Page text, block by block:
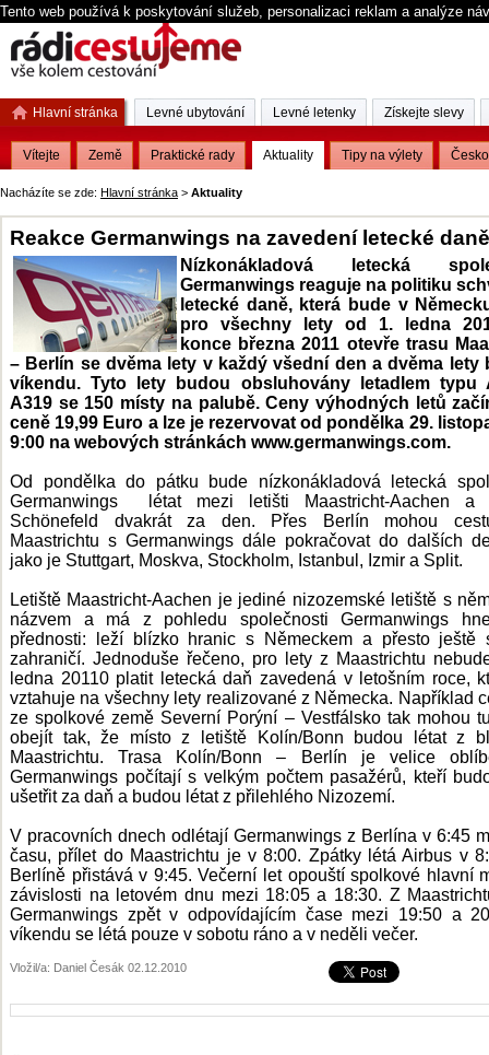
Tento web používá k poskytování služeb, personalizaci reklam a analýze
Nacházíte se zde: Hlavní stránka > Aktuality
Reakce Germanwings na zavedení letecké daně
Nízkonákladová letecká
Germanwings reaguje na politiku
letecké daně, která bude v
pro všechny lety od 1. ledna
konce března 2011 otevře trasu
– Berlín se dvěma lety v každý všední den a dvěma lety
víkendu. Tyto lety budou obsluhovány letadlem typu
A319 se 150 místy na palubě. Ceny výhodných letů
ceně 19,99 Euro a lze je rezervovat od pondělka 29.
9:00 na webových stránkách www.germanwings.com.
Od pondělka do pátku bude nízkonákladová letecká
Germanwings létat mezi letišti Maastricht-Aachen a
Schönefeld dvakrát za den. Přes Berlín mohou
Maastrichtu s Germanwings dále pokračovat do dalších
jako je Stuttgart, Moskva, Stockholm, Istanbul, Izmir a Split.
Letiště Maastricht-Aachen je jediné nizozemské letiště s
názvem a má z pohledu společnosti Germanwings
přednosti: leží blízko hranic s Německem a přesto ještě
zahraničí. Jednoduše řečeno, pro lety z Maastrichtu
ledna 20110 platit letecká daň zavedená v letošním roce,
vztahuje na všechny lety realizované z Německa. Například
ze spolkové země Severní Porýní – Vestfálsko tak mohou
obejít tak, že místo z letiště Kolín/Bonn budou létat z
Maastrichtu. Trasa Kolín/Bonn – Berlín je velice
Germanwings počítají s velkým počtem pasažérů, kteří
ušetřit za daň a budou létat z přilehlého Nizozemí.
V pracovních dnech odlétají Germanwings z Berlína v 6:45
času, přílet do Maastrichtu je v 8:00. Zpátky létá Airbus v
Berlíně přistává v 9:45. Večerní let opouští spolkové hlavní
závislosti na letovém dnu mezi 18:05 a 18:30. Z
Germanwings zpět v odpovídajícím čase mezi 19:50 a
víkendu se létá pouze v sobotu ráno a v neděli večer.
Vložil/a: Daniel Česák 02.12.2010
Hlavní stránka
Vítejte Země Praktické rady Aktuality Tipy na výlety Česko
Levné ubytování Levné letenky Získejte slevy